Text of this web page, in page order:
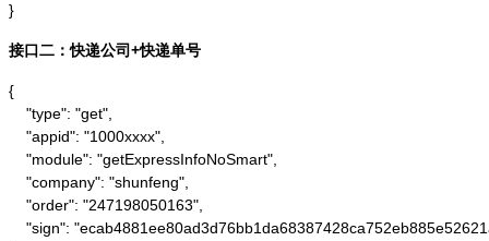
}
接口二：快递公司+快递单号
{
    "type": "get",
    "appid": "1000xxxx",
    "module": "getExpressInfoNoSmart",
    "company": "shunfeng",
    "order": "247198050163",
"sign":